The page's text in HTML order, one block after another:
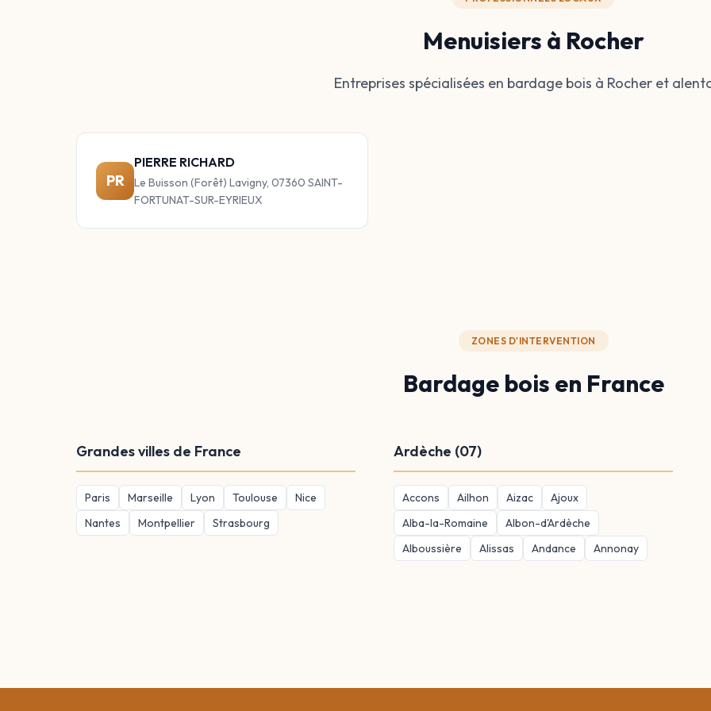
Menuisiers à Rocher
Entreprises spécialisées en bardage bois à Rocher et
PR
PIERRE RICHARD
Le Buisson (Forêt) Lavigny, 07360 SAINT-
FORTUNAT-SUR-EYRIEUX
ZONES D'INTERVENTION
Bardage bois en France
Grandes villes de France
Paris Marseille Lyon Toulouse
Nice
Nantes
Montpellier Strasbourg
Ardèche (07)
Accons Ailhon Aizac
Ajoux
Alba-la-Romaine
Albon-d'Ardèche
Alboussière
Alissas Andance Annonay